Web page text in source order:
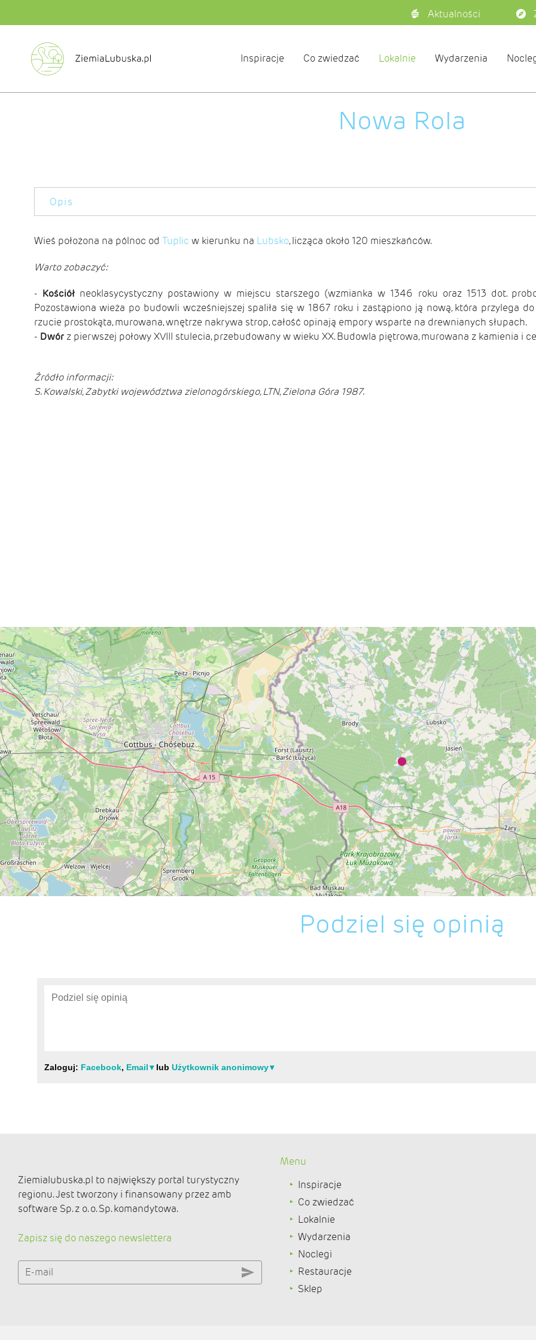
Aktualności
Inspiracje Co zwiedzać Lokalnie Wydarzenia
Nowa Rola
Opis
Wieś położona na pólnoc od Tuplic w kierunku na Lubsko, licząca około 120 mieszkańców.
Warto zobaczyć:
- Kościół neoklasycystyczny postawiony w miejscu starszego (wzmianka w 1346 roku oraz 1513 dot.
Pozostawiona wieża po budowli wcześniejszej spaliła się w 1867 roku i zastąpiono ją nową, która przylega
rzucie prostokąta, murowana, wnętrze nakrywa strop, całość opinają empory wsparte na drewnianych słupach.
- Dwórz pierwszej połowy XVIII stulecia, przebudowany w wieku XX. Budowla piętrowa, murowana z kamienia i
Źródło informacji:
S. Kowalski, Zabytki województwa zielonogórskiego, LTN, Zielona Góra 1987.
Podziel się opinią
Ziemialubuska.pl to największy portal turystyczny
regionu. Jest tworzony i finansowany przez amb
software Sp. z o. o. Sp. komandytowa.
Zapisz się do naszego newslettera
E-mail
Menu
Inspiracje
Co zwiedzać
Lokalnie
Wydarzenia
Noclegi
Restauracje
Sklep